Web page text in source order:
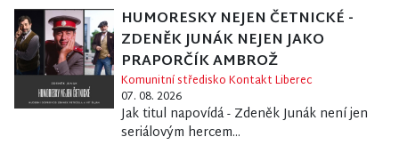
HUMORESKY NEJEN ČETNICKÉ -
ZDENĚK JUNÁK NEJEN JAKO
PRAPORČÍK AMBROŽ
Komunitní středisko Kontakt Liberec
07. 08. 2026
Jak titul napovídá - Zdeněk Junák není jen
seriálovým hercem...